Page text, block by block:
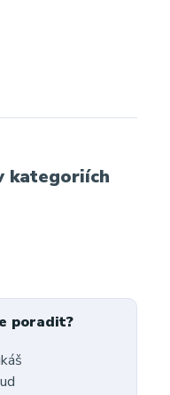
kategoriích
poradit?